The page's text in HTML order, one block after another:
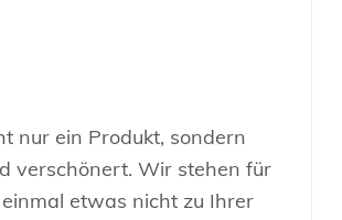
nur ein Produkt, sondern
verschönert. Wir stehen für
etwas nicht zu Ihrer